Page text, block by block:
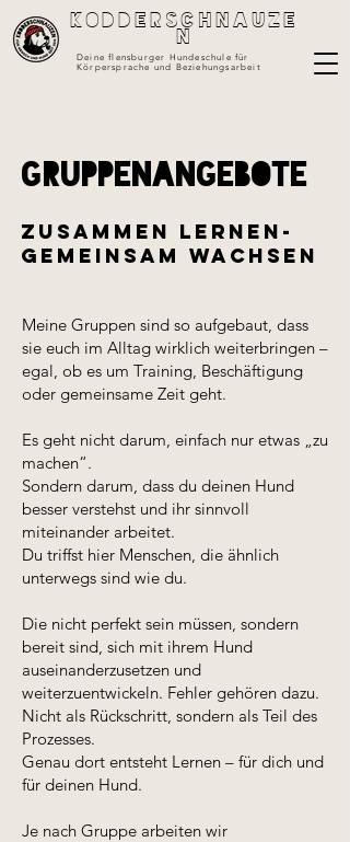
Kodderschnauze
n
Deine flensburger Hundeschule für
Körpersprache und Beziehungsarbeit
Gruppenangebote
ZUsammen lernen-
gemeinsam wachsen
Meine Gruppen sind so aufgebaut, dass
sie euch im Alltag wirklich weiterbringen –
egal, ob es um Training, Beschäftigung
oder gemeinsame Zeit geht.
Es geht nicht darum, einfach nur etwas „zu
machen“.
Sondern darum, dass du deinen Hund
besser verstehst und ihr sinnvoll
miteinander arbeitet.
Du triffst hier Menschen, die ähnlich
unterwegs sind wie du.
Die nicht perfekt sein müssen, sondern
bereit sind, sich mit ihrem Hund
auseinanderzusetzen und
weiterzuentwickeln. Fehler gehören dazu.
Nicht als Rückschritt, sondern als Teil des
Prozesses.
Genau dort entsteht Lernen – für dich und
für deinen Hund.
Je nach Gruppe arbeiten wir